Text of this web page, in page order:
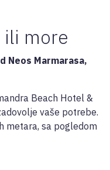
ili more
Neos Marmarasa,
Beach Hotel &
vaše potrebe.
metara, sa pogledom